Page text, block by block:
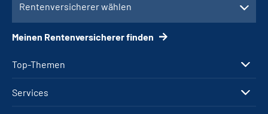
Top-Themen
Services
Rentenversicherer wählen
Meinen Rentenversicherer finden